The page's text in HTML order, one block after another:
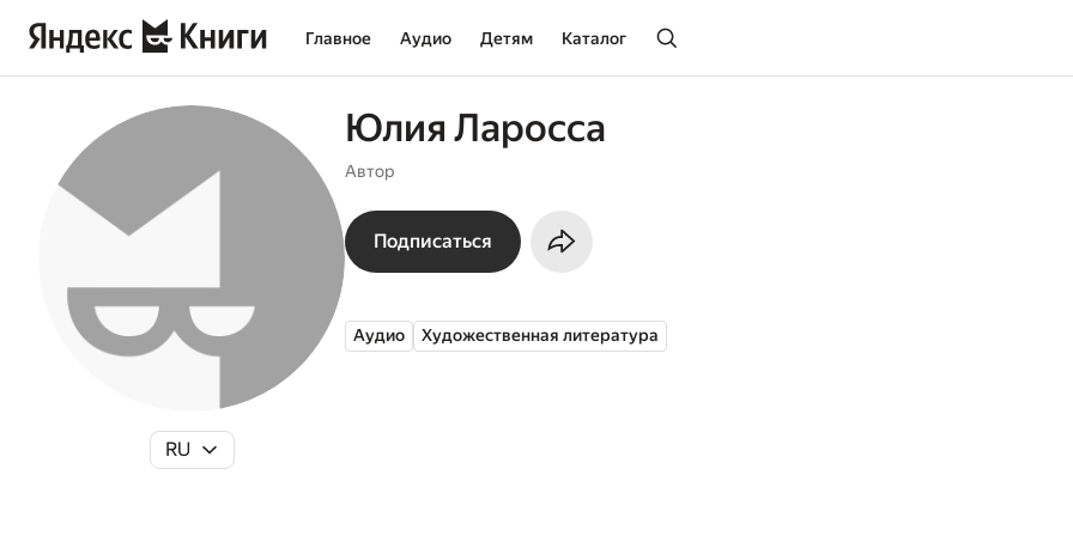
Главное Аудио Детям Каталог
RU
Юлия Ларосса
Автор
Подписаться
Аудио Художественная литература